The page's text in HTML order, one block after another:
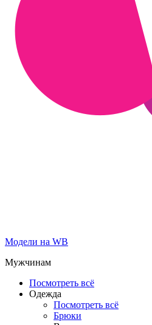
Модели на WB
Мужчинам
Посмотреть всё
Одежда
Посмотреть всё
Брюки